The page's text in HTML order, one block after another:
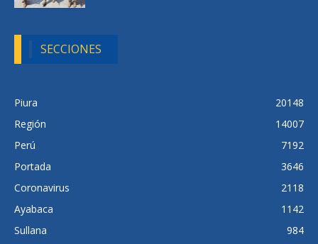
SECCIONES
Piura
20148
Región
14007
Perú
7192
Portada
3646
Coronavirus
2118
Ayabaca
1142
Sullana
984